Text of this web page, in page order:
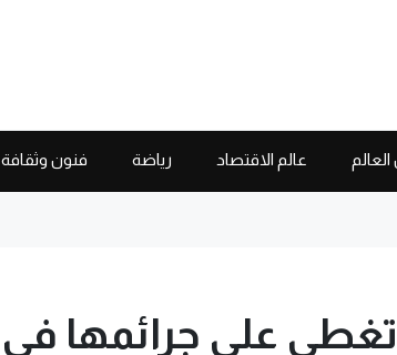
عالم الاقتصاد رياضة فنون وثقافة
على جرائمها في